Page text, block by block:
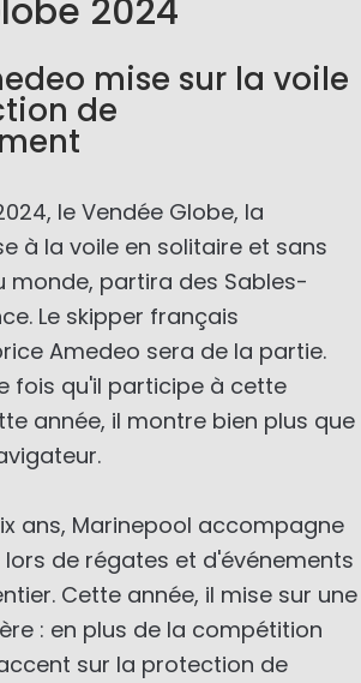
2024
mise sur la voile
de
le Vendée Globe, la
à la voile en solitaire et sans
monde, partira des Sables-
Le skipper français
Amedeo sera de la partie.
fois qu'il participe à cette
année, il montre bien plus que
ans, Marinepool accompagne
de régates et d'événements
Cette année, il mise sur une
: en plus de la compétition
sur la protection de